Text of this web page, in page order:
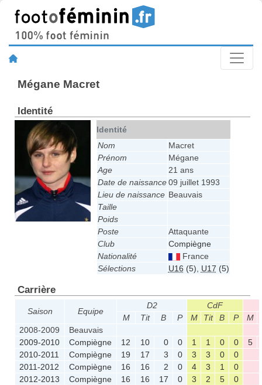
Mégane Macret
Identité
Identité
Nom
Macret
Prénom
Mégane
Age
21 ans
Date de naissance 09 juillet 1993
Lieu de naissance Beauvais
Taille
Poids
Poste
Attaquante
Club
Compiègne
Nationalité
France
Sélections
U16 (5), U17 (5)
Carrière
Saison Equipe
D2
CdF
M
Tit B P M Tit B P M
2008-2009
Beauvais
2009-2010
Compiègne 12 10 0 0 1 1 0 0 5
2010-2011
Compiègne 19 17 3 0 3 3 0
0
2011-2012
Compiègne 16 16 2 0 4 3 1
0
2012-2013
Compiègne 16 16 17 0 3 2 5
0